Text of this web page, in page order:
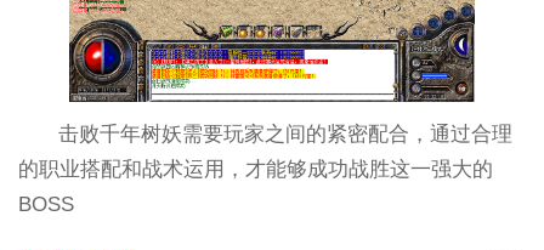
击败千年树妖需要玩家之间的紧密配合，通过合理
的职业搭配和战术运用，才能够成功战胜这一强大的
BOSS